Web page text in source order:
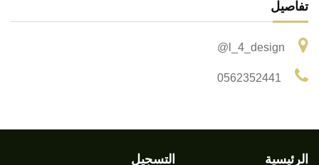
تفاصيل
الرئيسية التسجيل